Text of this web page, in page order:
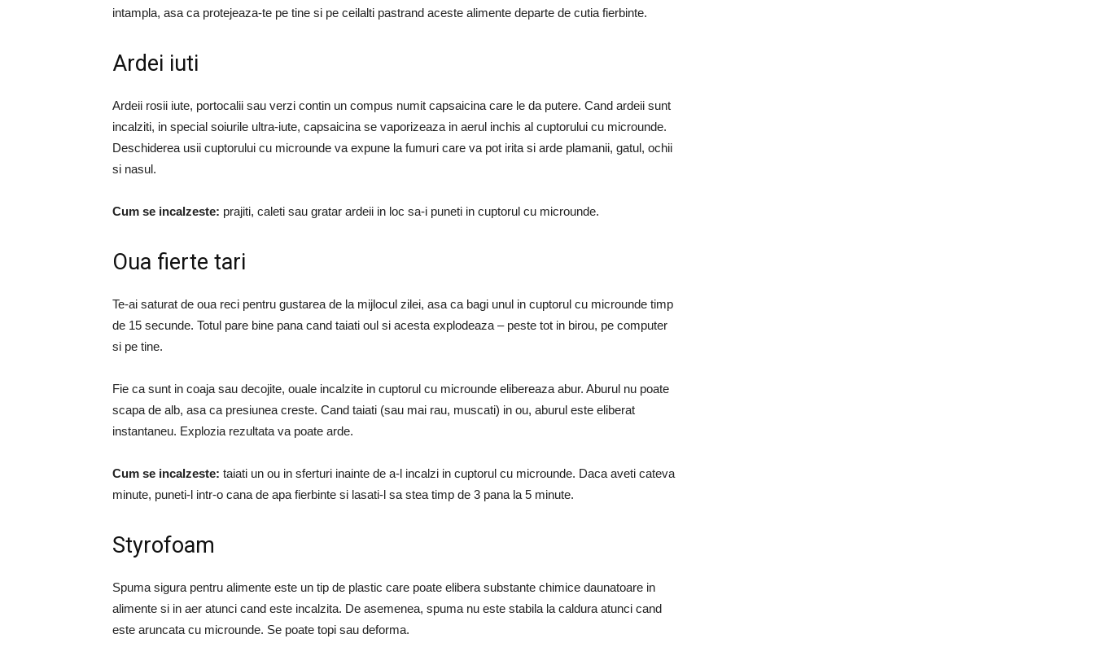
intampla, asa ca protejeaza-te pe tine si pe ceilalti pastrand aceste alimente departe de cutia fierbinte.
Ardei iuti
Ardeii rosii iute, portocalii sau verzi contin un compus numit capsaicina care le da putere. Cand ardeii sunt
incalziti, in special soiurile ultra-iute, capsaicina se vaporizeaza in aerul inchis al cuptorului cu microunde.
Deschiderea usii cuptorului cu microunde va expune la fumuri care va pot irita si arde plamanii, gatul, ochii
si nasul.
Cum se incalzeste: prajiti, caleti sau gratar ardeii in loc sa-i puneti in cuptorul cu microunde.
Oua fierte tari
Te-ai saturat de oua reci pentru gustarea de la mijlocul zilei, asa ca bagi unul in cuptorul cu microunde timp
de 15 secunde. Totul pare bine pana cand taiati oul si acesta explodeaza – peste tot in birou, pe computer
si pe tine.
Fie ca sunt in coaja sau decojite, ouale incalzite in cuptorul cu microunde elibereaza abur. Aburul nu poate
scapa de alb, asa ca presiunea creste. Cand taiati (sau mai rau, muscati) in ou, aburul este eliberat
instantaneu. Explozia rezultata va poate arde.
Cum se incalzeste: taiati un ou in sferturi inainte de a-l incalzi in cuptorul cu microunde. Daca aveti cateva
minute, puneti-l intr-o cana de apa fierbinte si lasati-l sa stea timp de 3 pana la 5 minute.
Styrofoam
Spuma sigura pentru alimente este un tip de plastic care poate elibera substante chimice daunatoare in
alimente si in aer atunci cand este incalzita. De asemenea, spuma nu este stabila la caldura atunci cand
este aruncata cu microunde. Se poate topi sau deforma.